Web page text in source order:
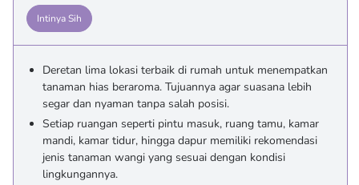
Intinya Sih
Deretan lima lokasi terbaik di rumah untuk menempatkan
tanaman hias beraroma. Tujuannya agar suasana lebih
segar dan nyaman tanpa salah posisi.
Setiap ruangan seperti pintu masuk, ruang tamu, kamar
mandi, kamar tidur, hingga dapur memiliki rekomendasi
jenis tanaman wangi yang sesuai dengan kondisi
lingkungannya.